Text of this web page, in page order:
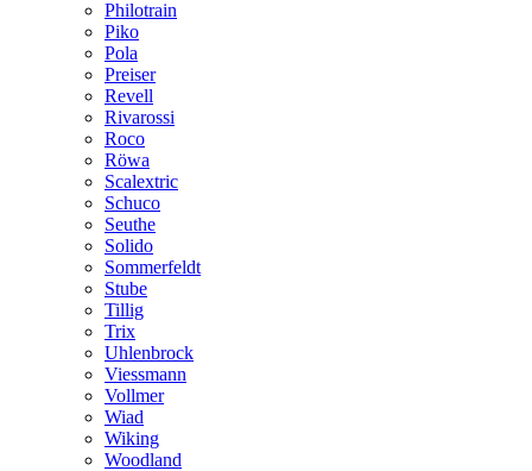
Philotrain
Piko
Pola
Preiser
Revell
Rivarossi
Roco
Röwa
Scalextric
Schuco
Seuthe
Solido
Sommerfeldt
Stube
Tillig
Trix
Uhlenbrock
Viessmann
Vollmer
Wiad
Wiking
Woodland